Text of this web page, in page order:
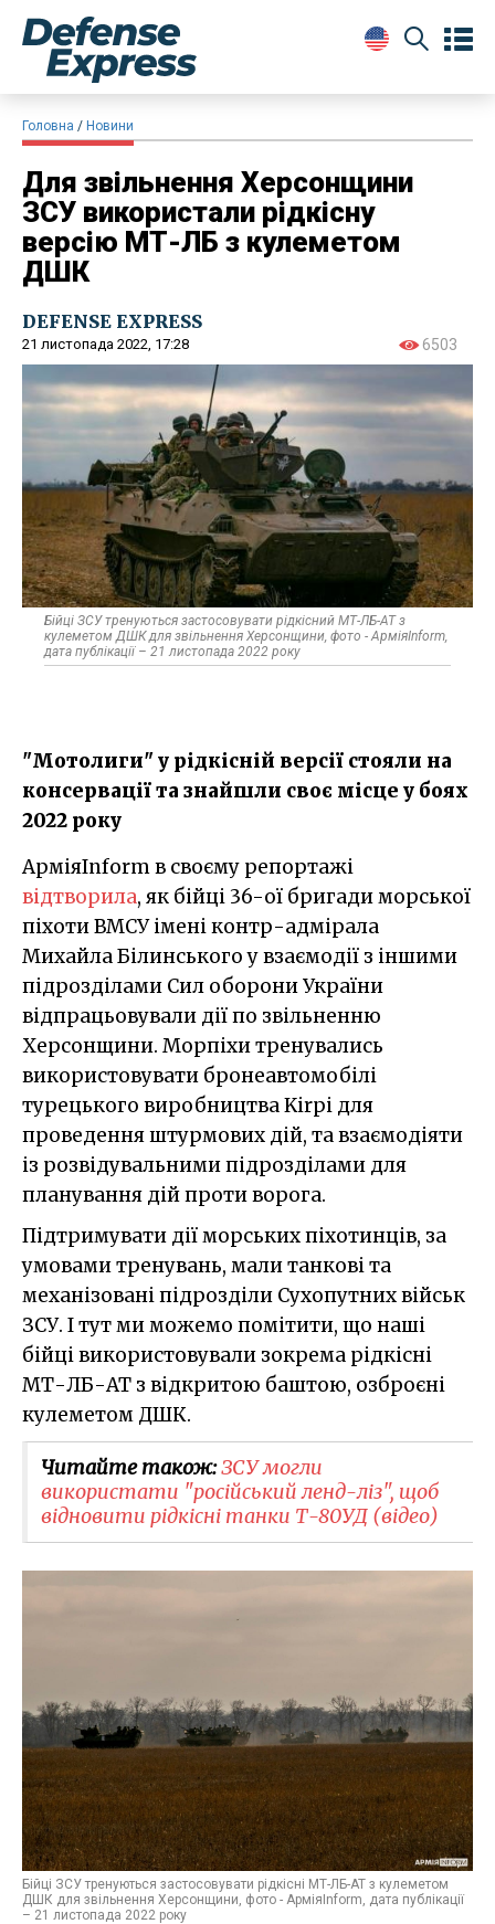
Головна Новини
Для звільнення Херсонщини
ЗСУ використали рідкісну
версію МТ-ЛБ з кулеметом
ДШК
DEFENSE EXPRESS
21 листопада 2022, 17:28 6503
Бійці ЗСУ тренуються застосовувати рідкісний МТ-ЛБ-АТ з
кулеметом ДШК для звільнення Херсонщини, фото - АрміяInform,
дата публікації – 21 листопада 2022 року
"Мотолиги" у рідкісній версії стояли на
консервації та знайшли своє місце у боях
2022 року
АрміяInform в своєму репортажі
відтворила, як бійці 36-ої бригади морської
піхоти ВМСУ імені контр-адмірала
Михайла Білинського у взаємодії з іншими
підрозділами Сил оборони України
відпрацьовували дії по звільненню
Херсонщини. Морпіхи тренувались
використовувати бронеавтомобілі
турецького виробництва Kirpi для
проведення штурмових дій, та взаємодіяти
із розвідувальними підрозділами для
планування дій проти ворога.
Підтримувати дії морських піхотинців, за
умовами тренувань, мали танкові та
механізовані підрозділи Сухопутних військ
ЗСУ. І тут ми можемо помітити, що наші
бійці використовували зокрема рідкісні
МТ-ЛБ-АТ з відкритою баштою, озброєні
кулеметом ДШК.
Читайте також:ЗСУ могли
використати "російський ленд-ліз", щоб
відновити рідкісні танки Т-80УД (відео)
Бійці ЗСУ тренуються застосовувати рідкісні МТ-ЛБ-АТ з кулеметом
ДШК для звільнення Херсонщини, фото - АрміяInform, дата публікації
– 21 листопада 2022 року